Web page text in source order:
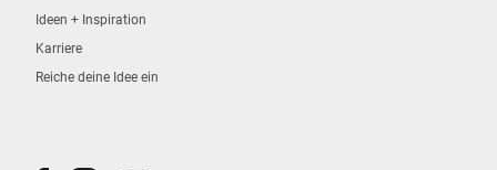
Ideen + Inspiration
Karriere
Reiche deine Idee ein